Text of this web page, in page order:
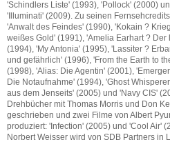
'Schindlers Liste' (1993), 'Pollock' (2000)
'Illuminati' (2009). Zu seinen
'Anwalt des Feindes' (1990), 'Kokain ?
weißes Gold' (1991), 'Amelia Earhart ? Der
(1994), 'My Antonia' (1995), 'Lassiter ?
und gefährlich' (1996), 'From the Earth to
(1998), 'Alias: Die Agentin' (2001),
Die Notaufnahme' (1994), 'Ghost
aus dem Jenseits' (2005) und 'Navy CIS'
Drehbücher mit Thomas Morris und Don
geschrieben und zwei Filme von Albert
produziert: 'Infection' (2005) und 'Cool Air'
Norbert Weisser wird von SDB Partners in